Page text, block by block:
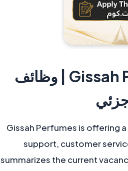
Gissah Perfumes Kuwait Careers 2026 Part-Time | وظائف
Gissah Perfumes is offering
support, customer
summarizes the current